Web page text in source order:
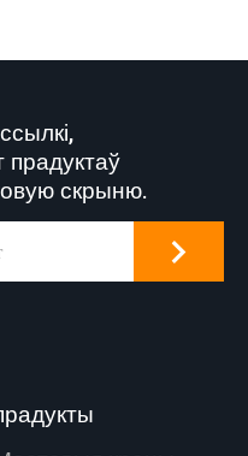
прадуктаў
скрыню.